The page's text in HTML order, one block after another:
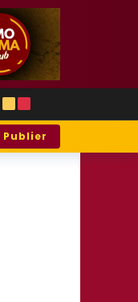
Publier